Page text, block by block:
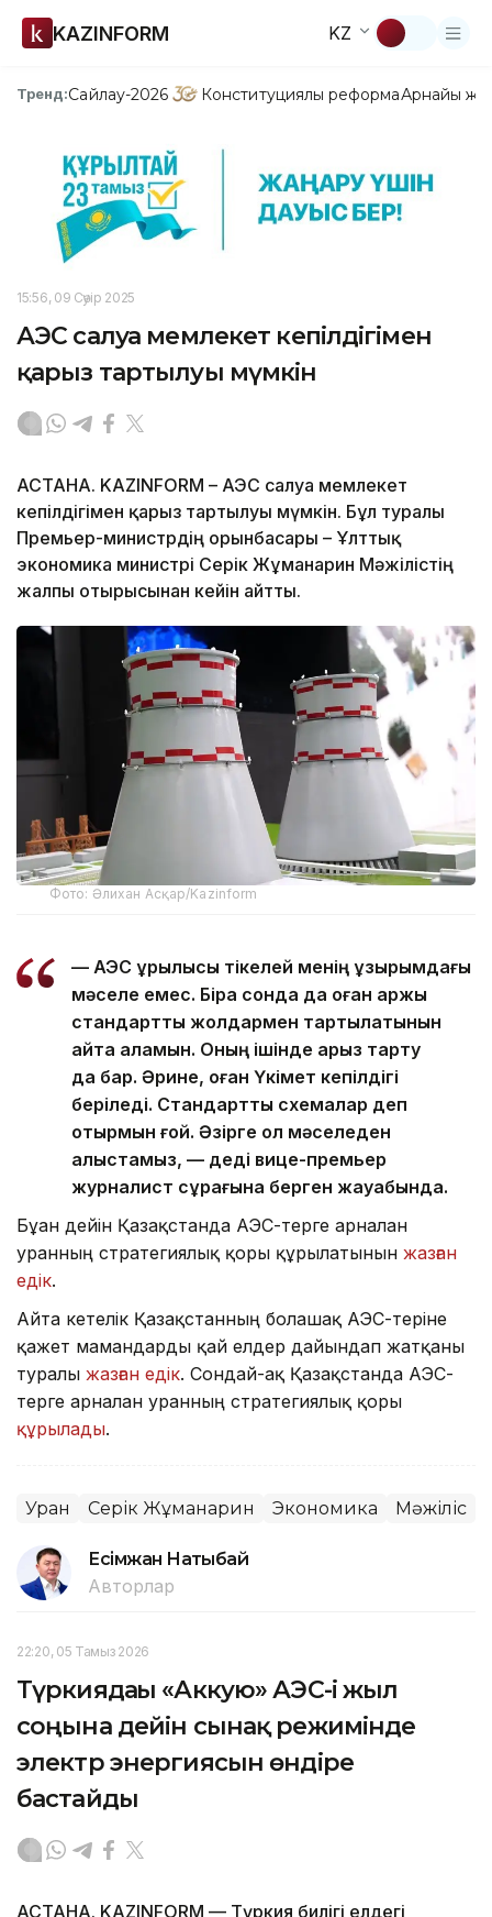
KAZINFORM KZ
Тренд:Сайлау-2026 Конституциялық реформаАрнайы
15:56, 09 Сәуір 2025
АЭС салуға мемлекет кепілдігімен
қарыз тартылуы мүмкін
АСТАНА. KAZINFORM – АЭС салуға мемлекет
кепілдігімен қарыз тартылуы мүмкін. Бұл туралы
Премьер-министрдің орынбасары – Ұлттық
экономика министрі Серік Жұманғарин Мәжілістің
жалпы отырысынан кейін айтты.
Фото: Әлихан Асқар/Kazinform
— АЭС құрылысы тікелей менің құзырымдағы
мәселе емес. Бірақ сонда да оған қаржы
стандартты жолдармен тартылатынын
айта аламын. Оның ішінде қарыз тарту
да бар. Әрине, оған Үкімет кепілдігі
беріледі. Стандартты схемалар деп
отырмын ғой. Әзірге ол мәселеден
алыстамыз, — деді вице-премьер
журналист сұрағына берген жауабында.
Бұған дейін Қазақстанда АЭС-терге арналған
уранның стратегиялық қоры құрылатынын жазған
едік.
Айта кетелік Қазақстанның болашақ АЭС-теріне
қажет мамандарды қай елдер дайындап жатқаны
туралы жазған едік. Сондай-ақ Қазақстанда АЭС-
терге арналған уранның стратегиялық қоры
құрылады.
Уран Серік Жұманғарин Экономика Мәжіліс
Есімжан Нақтыбай
Авторлар
22:20, 05 Тамыз 2026
Түркиядағы «Аккую» АЭС-і жыл
соңына дейін сынақ режимінде
электр энергиясын өндіре
бастайды
АСТАНА. KAZINFORM — Түркия билігі елдегі